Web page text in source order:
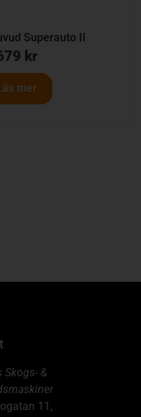
Superauto II
kr
mer
Skogs- &
11,